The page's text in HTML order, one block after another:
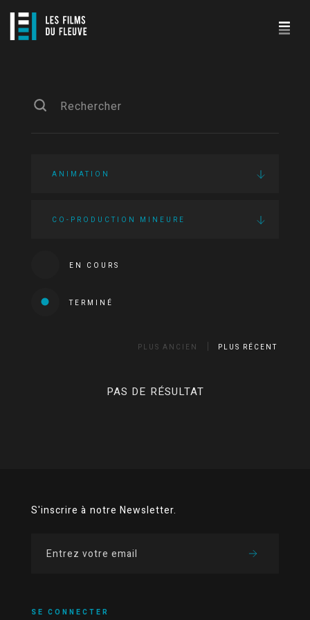
ANIMATION
CO-PRODUCTION MINEURE
EN COURS
TERMINÉ
PLUS ANCIEN PLUS RÉCENT
PAS DE RÉSULTAT
S'inscrire à notre Newsletter.
SE CONNECTER